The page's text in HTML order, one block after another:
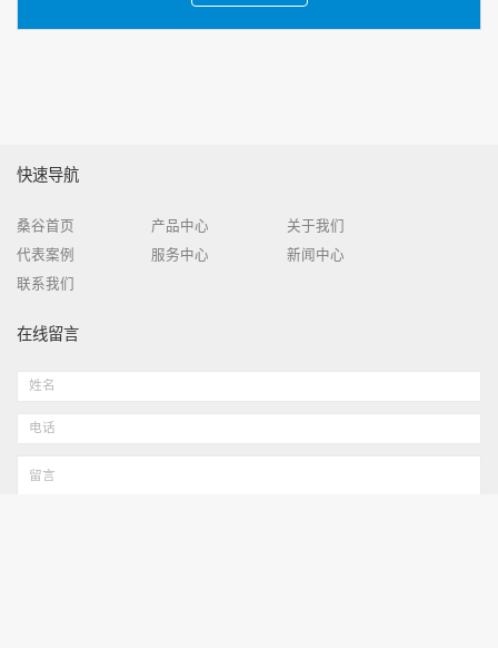
快速导航
桑谷首页 产品中心
关于我们
代表案例
服务中心
新闻中心
联系我们
在线留言